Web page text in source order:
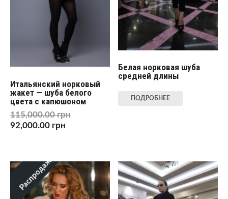
Итальянский норковый
жакет — шуба белого
цвета с капюшоном
115,000.00грн
92,000.00 грн
Белая норковая шуба
средней длины
ПОДРОБНЕЕ
Распродажа!